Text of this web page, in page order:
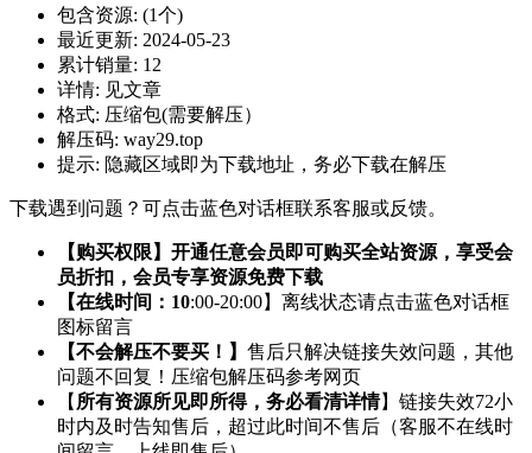
包含资源: (1个)
最近更新: 2024-05-23
累计销量: 12
详情: 见文章
格式: 压缩包(需要解压）
解压码: way29.top
提示: 隐藏区域即为下载地址，务必下载在解压
下载遇到问题？可点击蓝色对话框联系客服或反馈。
【购买权限】开通任意会员即可购买全站资源，享受会
员折扣，会员专享资源免费下载
【在线时间：10:00-20:00】离线状态请点击蓝色对话框
图标留言
【不会解压不要买！】 售后只解决链接失效问题，其他
问题不回复！压缩包解压码参考网页
【 所有资源所见即所得，务必看清详情】链接失效72小
时内及时告知售后，超过此时间不售后（客服不在线时